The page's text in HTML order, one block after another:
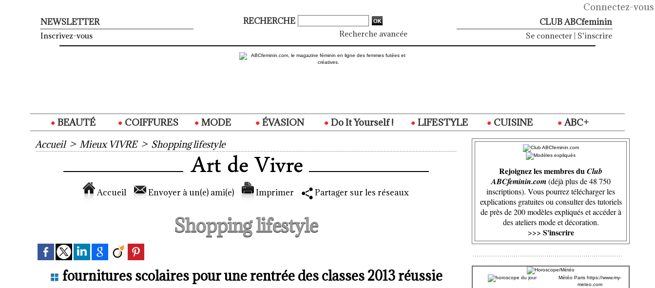
Connectez-vous
NEWSLETTER
Inscrivez-vous
RECHERCHE
Recherche avancée
CLUB ABCfeminin
Se connecter S'inscrire
BEAUTÉ COIFFURES MODE ÉVASION Do It Yourself ! LIFESTYLE CUISINE
ABC+
Accueil > Mieux VIVRE > Shopping lifestyle
Accueil Envoyer à un(e) ami(e) Imprimer Partager sur les réseaux
Shopping lifestyle
fournitures scolaires pour une rentrée des classes 2013 réussie
Rejoignez les membres duClub
ABCfeminin.com(déjà plus de 48 750
inscriptions). Vous pourrez télécharger les
explications gratuites ou consulter des tutoriels
de près de 200 modèles expliqués et accéder à
des ateliers mode et décoration.
>>> S'inscrire
Météo Paris https://www.my-
meteo.com